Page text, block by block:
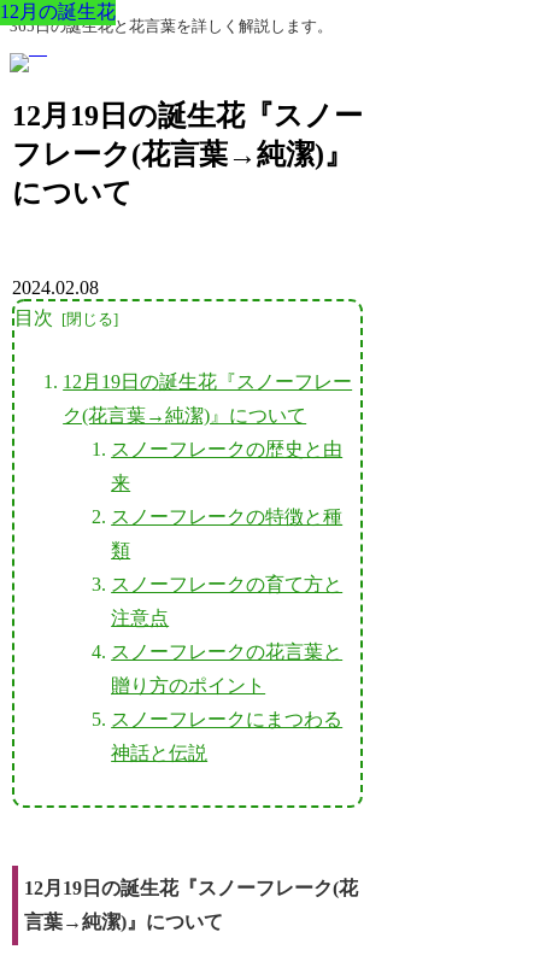
365日の誕生花と花言葉を詳しく解説します。
12月19日の誕生花『スノー
フレーク(花言葉→純潔)』
について
12月の誕生花
2024.02.08
目次
12月19日の誕生花『スノーフレー
ク(花言葉→純潔)』について
スノーフレークの歴史と由
来
スノーフレークの特徴と種
類
スノーフレークの育て方と
注意点
スノーフレークの花言葉と
贈り方のポイント
スノーフレークにまつわる
神話と伝説
12月19日の誕生花『スノーフレーク(花
言葉→純潔)』について
12月の誕生花
12月の誕生花
12月の誕生花
12月の誕生花
12月の誕生花
12月の誕生花